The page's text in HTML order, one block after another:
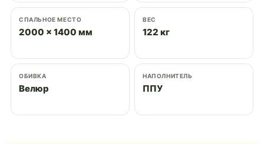
СПАЛЬНОЕ МЕСТО
2000 × 1400 мм
ВЕС
122 кг
ОБИВКА
Велюр
НАПОЛНИТЕЛЬ
ППУ